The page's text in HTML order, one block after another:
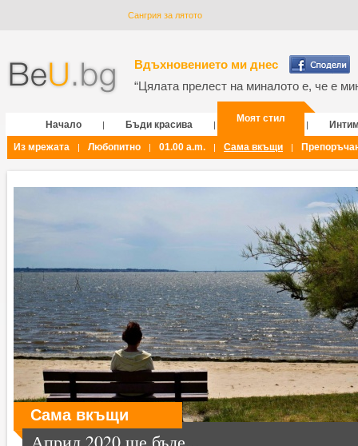
Сангрия за лятото
Вдъхновението ми днес
“Цялата прелест на миналото е, че е
Начало | Бъди красива |
Моят стил
|
Из мрежата
| Любопитно | 01.00 a.m. | Сама вкъщи |
Сама вкъщи